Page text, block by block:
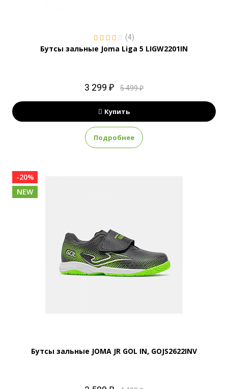
(4)
Бутсы зальные Joma Liga 5 LIGW2201IN
3 299 ₽ 5 499 ₽
Купить
Подробнее
-20%
NEW
Бутсы зальные JOMA JR GOL IN, GOJS2622INV